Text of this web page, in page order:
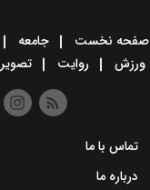
صفحه نخست جامعه
ورزش
روایت تصویر
تماس با ما
درباره ما